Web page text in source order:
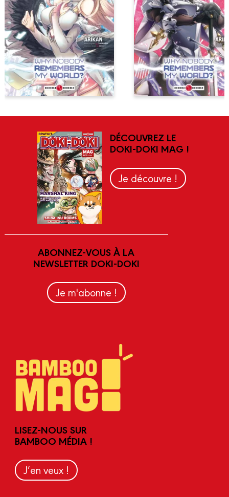
DÉCOUVREZ LE
DOKI-DOKI MAG !
Je découvre !
ABONNEZ-VOUS À LA
NEWSLETTER DOKI-DOKI
Je m'abonne !
LISEZ-NOUS SUR
BAMBOO MÉDIA !
J’en veux !